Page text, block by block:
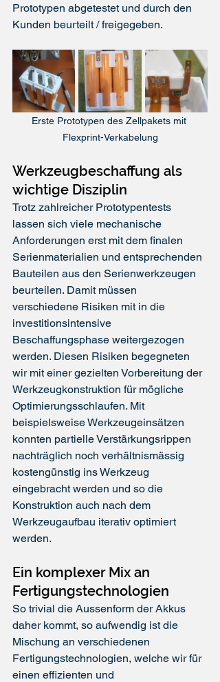
Prototypen abgetestet und durch den
Kunden beurteilt / freigegeben.
Erste Prototypen des Zellpakets mit
Flexprint-Verkabelung
Werkzeugbeschaffung als
wichtige Disziplin
Trotz zahlreicher Prototypentests
lassen sich viele mechanische
Anforderungen erst mit dem finalen
Serienmaterialien und entsprechenden
Bauteilen aus den Serienwerkzeugen
beurteilen. Damit müssen
verschiedene Risiken mit in die
investitionsintensive
Beschaffungsphase weitergezogen
werden. Diesen Risiken begegneten
wir mit einer gezielten Vorbereitung der
Werkzeugkonstruktion für mögliche
Optimierungsschlaufen. Mit
beispielsweise Werkzeugeinsätzen
konnten partielle Verstärkungsrippen
nachträglich noch verhältnismässig
kostengünstig ins Werkzeug
eingebracht werden und so die
Konstruktion auch nach dem
Werkzeugaufbau iterativ optimiert
werden.
Ein komplexer Mix an
Fertigungstechnologien
So trivial die Aussenform der Akkus
daher kommt, so aufwendig ist die
Mischung an verschiedenen
Fertigungstechnologien, welche wir für
einen effizienten und